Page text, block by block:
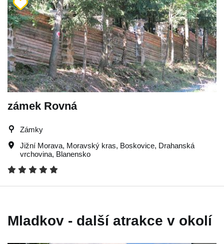
zámek Rovná
Zámky
Jižní Morava, Moravský kras, Boskovice, Drahanská
vrchovina, Blanensko
Mladkov - další atrakce v okolí